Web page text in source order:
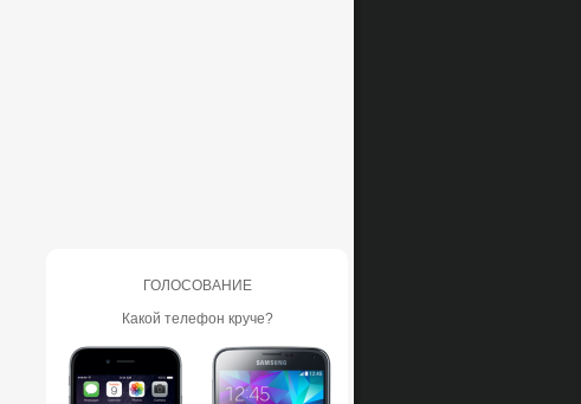
ГОЛОСОВАНИЕ
Какой телефон круче?